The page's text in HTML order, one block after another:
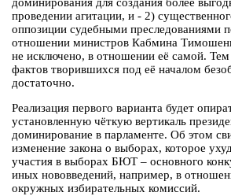
проведении агитации, и - 2)
оппозиции судебными преследованиями
отношении министров Кабмина
не исключено, в отношении её самой. Тем
фактов творившихся под её началом
достаточно.
Реализация первого варианта будет
установленную чёткую вертикаль
доминирование в парламенте. Об этом
изменение закона о выборах, которое
участия в выборах БЮТ – основного
иных нововведений, например, в
окружных избирательных комиссий.